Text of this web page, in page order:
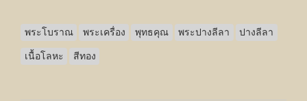
พระโบราณ พระเครื่อง พุทธคุณ พระปางลีลา ปางลีลา
เนื้อโลหะ สีทอง